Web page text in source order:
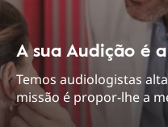
A sua Audição é
Temos audiologistas
missão é propor-lhe a